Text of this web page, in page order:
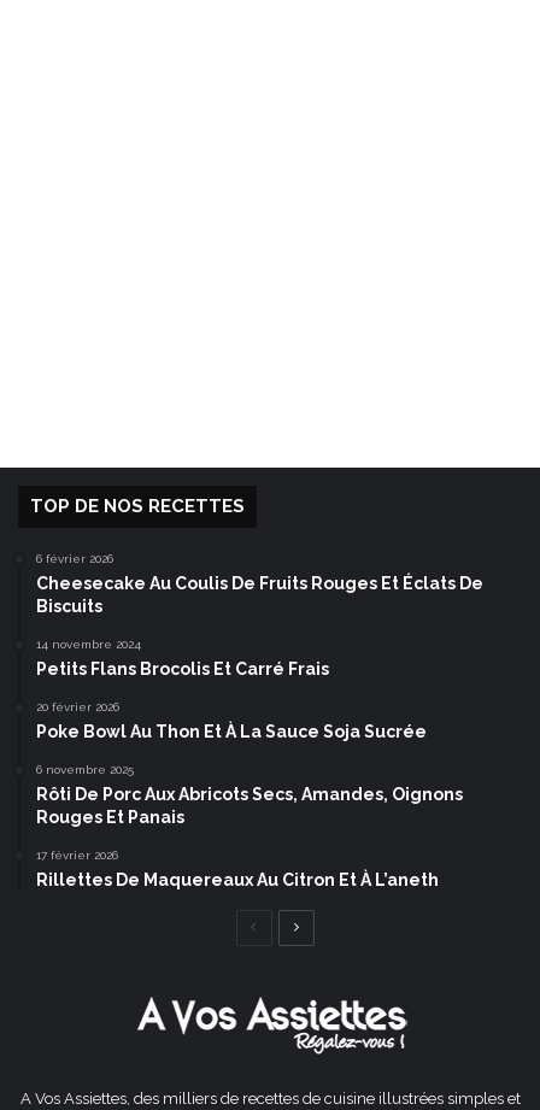
TOP DE NOS RECETTES
6 février 2026
Cheesecake Au Coulis De Fruits Rouges Et Éclats De
Biscuits
14 novembre 2024
Petits Flans Brocolis Et Carré Frais
20 février 2026
Poke Bowl Au Thon Et À La Sauce Soja Sucrée
6 novembre 2025
Rôti De Porc Aux Abricots Secs, Amandes, Oignons
Rouges Et Panais
17 février 2026
Rillettes De Maquereaux Au Citron Et À L’aneth
Page
A Vos Assiettes, des milliers de recettes de cuisine illustrées simples et